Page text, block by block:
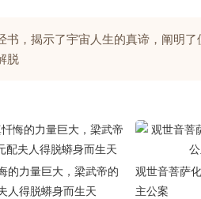
，揭示了宇宙人生的真谛，阐明了
脱
的力量巨大，梁武帝的
人得脱蟒身而生天
观世音菩萨
主公案